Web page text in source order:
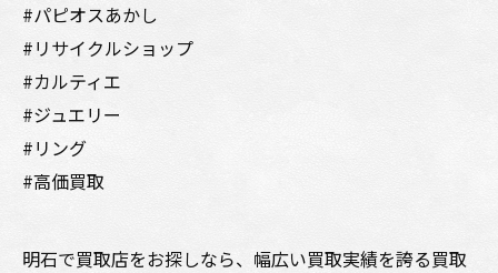
#パピオスあかし
#リサイクルショップ
#カルティエ
#ジュエリー
#リング
#高価買取
明石で買取店をお探しなら、幅広い買取実績を誇る買取